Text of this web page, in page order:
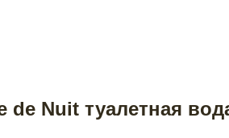
de Nuit туалетная